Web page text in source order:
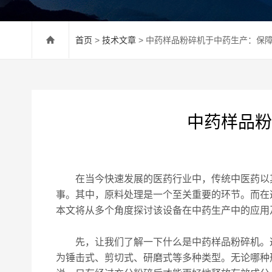
首页 > 技术文章 > 中药样品粉碎机于中药生产：保
中药样品
在当今快速发展的医药行业中，传统中医药以
事。其中，原料处理是一个至关重要的环节。而
本文将从多个角度探讨该设备在中药生产中的应
先，让我们了解一下什么是中药样品粉碎机。
为锤击式、剪切式、研磨式等多种类型。无论哪